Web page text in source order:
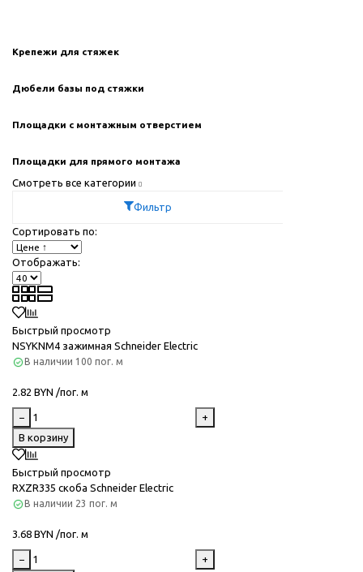
Крепежи для стяжек
Дюбели базы под стяжки
Площадки с монтажным отверстием
Площадки для прямого монтажа
Смотреть все категории
Фильтр
Сортировать по:
Отображать:
Быстрый просмотр
NSYKNM4 зажимная Schneider Electric
В наличии 100 пог. м
2.82 BYN /пог. м
−
+
В корзину
Быстрый просмотр
RXZR335 скоба Schneider Electric
В наличии 23 пог. м
3.68 BYN /пог. м
− +